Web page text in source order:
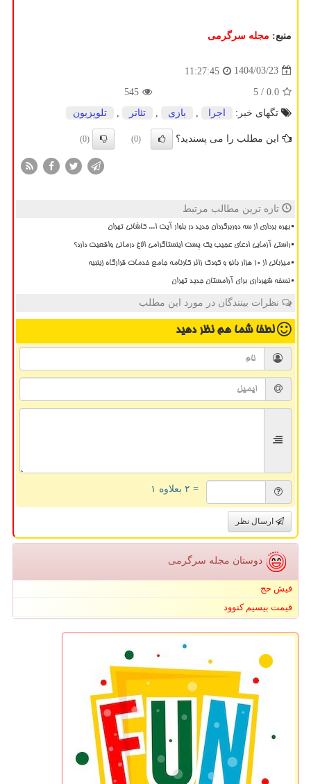
منبع: مجله سرگرمی
1404/03/23
11:27:45
0.0
/ 5
545
تگهای خبر:
اجرا بازی تئاتر تلویزیون
این مطلب را می پسندید؟ (0)
(0)
تازه ترین مطالب مرتبط
بهره برداری از سه دوربرگردان جدید در بلوار آیت ا... کاشانی تهران
راستی آزمایی ادعای عجیب یک پست اینستاگرامی الاغ درمانی واقعیت دارد؟
میزبانی از ۱۰ هزار بانو و کودک زائر کارنامه جامع خدمات قرارگاه زینبیه
نسخه شهرداری برای آرامستان جدید تهران
نظرات بینندگان در مورد این مطلب
لطفا شما همنظر دهید
= ۲ بعلاوه ۱
ارسال نظر
دوستان مجله سرگرمی
فیش حج
قیمت بیسیم کنوود